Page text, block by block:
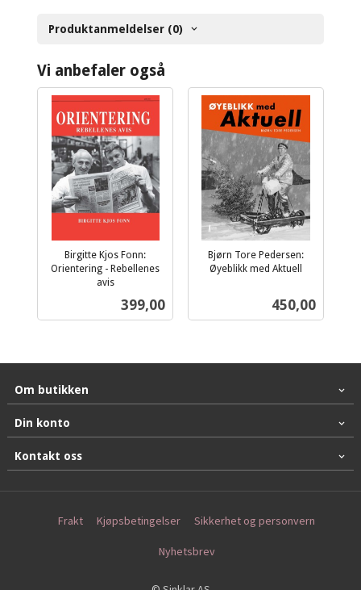
Produktanmeldelser (0)
Vi anbefaler også
Birgitte Kjos Fonn:
Orientering - Rebellenes
avis
Pris
399,00
Bjørn Tore Pedersen:
Øyeblikk med Aktuell
Pris
450,00
Om butikken
Din konto
Kontakt oss
Frakt Kjøpsbetingelser Sikkerhet og personvern
Nyhetsbrev